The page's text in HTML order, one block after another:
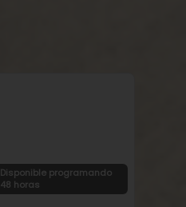
Disponible programando
48 horas